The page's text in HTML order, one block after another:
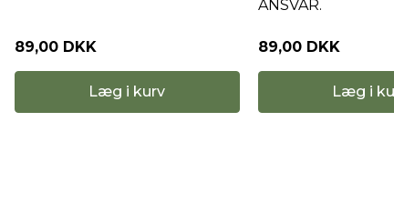
89,00 DKK
Læg i kurv
ANSVAR.
89,00 DKK
Læg i